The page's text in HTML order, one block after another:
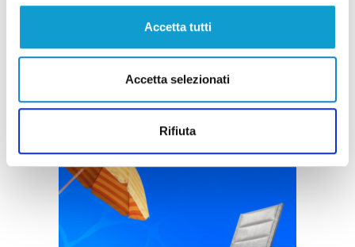
Accetta tutti
Accetta selezionati
Rifiuta